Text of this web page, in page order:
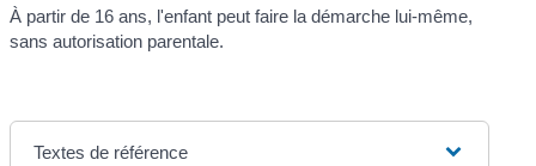
À partir de 16 ans, l'enfant peut faire la démarche lui-même,
sans autorisation parentale.
Textes de référence